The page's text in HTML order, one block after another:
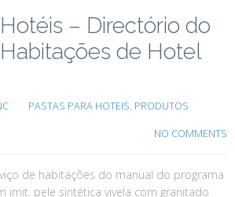
– Directório do
de Hotel
PASTAS PARA HOTEIS, PRODUTOS
NO COMMENTS
de habitações do manual do programa
imit. pele sintética vivela com granitado